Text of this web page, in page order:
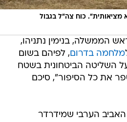
כוח צה"ל בגבול
הממשלה, בנימין נתניהו,
מלחמה בדרום, לפיהם בשום
השליטה הביטחונית בשטח
את כל הסיפור", סיכם
הערבי שמידרדר